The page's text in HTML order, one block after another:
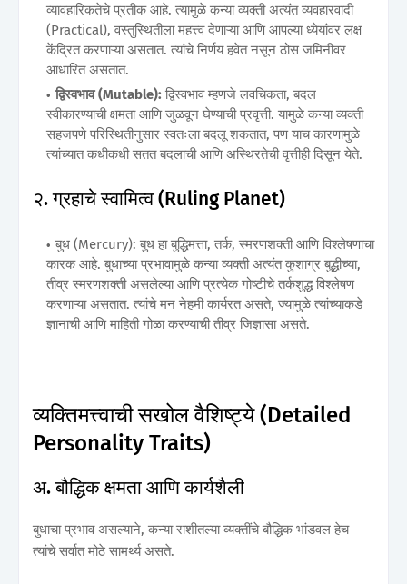
व्यावहारिकतेचे प्रतीक आहे. त्यामुळे कन्या व्यक्ती अत्यंत व्यवहारवादी
(Practical), वस्तुस्थितीला महत्त्व देणाऱ्या आणि आपल्या ध्येयांवर लक्ष
केंद्रित करणाऱ्या असतात. त्यांचे निर्णय हवेत नसून ठोस जमिनीवर
आधारित असतात.
द्विस्वभाव (Mutable): द्विस्वभाव म्हणजे लवचिकता, बदल
स्वीकारण्याची क्षमता आणि जुळवून घेण्याची प्रवृत्ती. यामुळे कन्या व्यक्ती
सहजपणे परिस्थितीनुसार स्वतःला बदलू शकतात, पण याच कारणामुळे
त्यांच्यात कधीकधी सतत बदलाची आणि अस्थिरतेची वृत्तीही दिसून येते.
२. ग्रहाचे स्वामित्व (Ruling Planet)
बुध (Mercury): बुध हा बुद्धिमत्ता, तर्क, स्मरणशक्ती आणि विश्लेषणाचा
कारक आहे. बुधाच्या प्रभावामुळे कन्या व्यक्ती अत्यंत कुशाग्र बुद्धीच्या,
तीव्र स्मरणशक्ती असलेल्या आणि प्रत्येक गोष्टीचे तर्कशुद्ध विश्लेषण
करणाऱ्या असतात. त्यांचे मन नेहमी कार्यरत असते, ज्यामुळे त्यांच्याकडे
ज्ञानाची आणि माहिती गोळा करण्याची तीव्र जिज्ञासा असते.
व्यक्तिमत्त्वाची सखोल वैशिष्ट्ये (Detailed
Personality Traits)
अ. बौद्धिक क्षमता आणि कार्यशैली
बुधाचा प्रभाव असल्याने, कन्या राशीतल्या व्यक्तींचे बौद्धिक भांडवल हेच
त्यांचे सर्वात मोठे सामर्थ्य असते.